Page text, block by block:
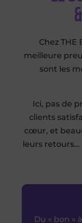
Chez THE
meilleure
sont les
Ici, pas de
clients
cœur, et
leurs retours…